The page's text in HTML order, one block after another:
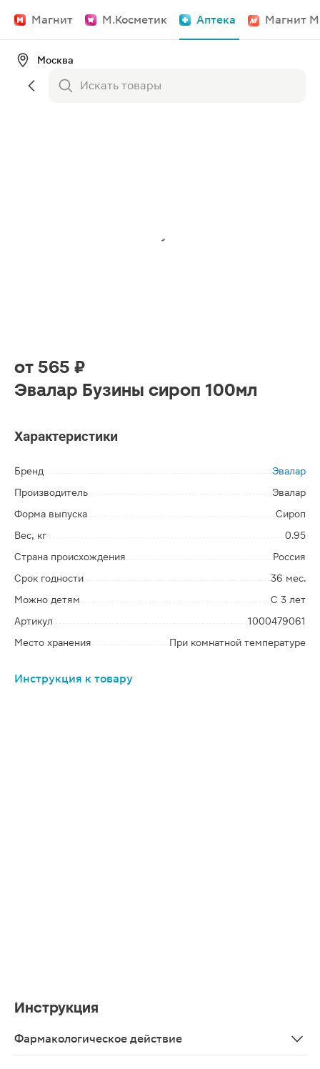
Магнит М.Косметик Аптека Магнит
Москва
от 565 ₽
Эвалар Бузины сироп 100мл
Характеристики
Бренд
Эвалар
Производитель
Эвалар
Форма выпуска
Сироп
Вес, кг
0.95
Страна происхождения
Россия
Срок годности
36 мес.
Можно детям
С 3 лет
Артикул
1000479061
Место хранения
При комнатной температуре
Инструкция к товару
Инструкция
Фармакологическое действие